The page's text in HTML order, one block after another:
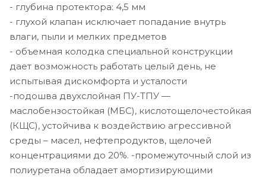
- глубина протектора: 4,5 мм
- глухой клапан исключает попадание внутрь
влаги, пыли и мелких предметов
- объемная колодка специальной конструкции
дает возможность работать целый день, не
испытывая дискомфорта и усталости
-подошва двухслойная ПУ-ТПУ —
маслобензостойкая (МБС), кислотощелочестойкая
(КЩС), устойчива к воздействию агрессивной
среды – масел, нефтепродуктов, щелочей
концентрациями до 20%. -промежуточный слой из
полиуретана обладает амортизирующими